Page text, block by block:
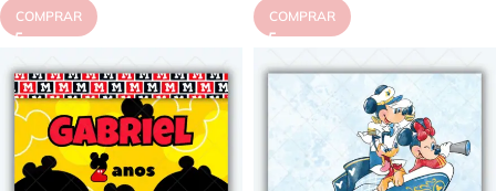
COMPRAR COMPRAR